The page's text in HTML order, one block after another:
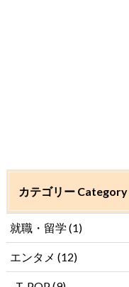
カテゴリー Category
就職・留学 (1)
エンタメ (12)